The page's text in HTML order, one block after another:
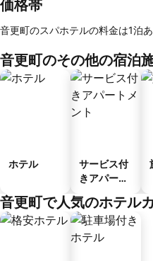
価格帯
音更町のスパホテルの料金は1泊
音更町のその他の宿泊
ホテル
サービス付
きアパート
音更町で人気のホテル